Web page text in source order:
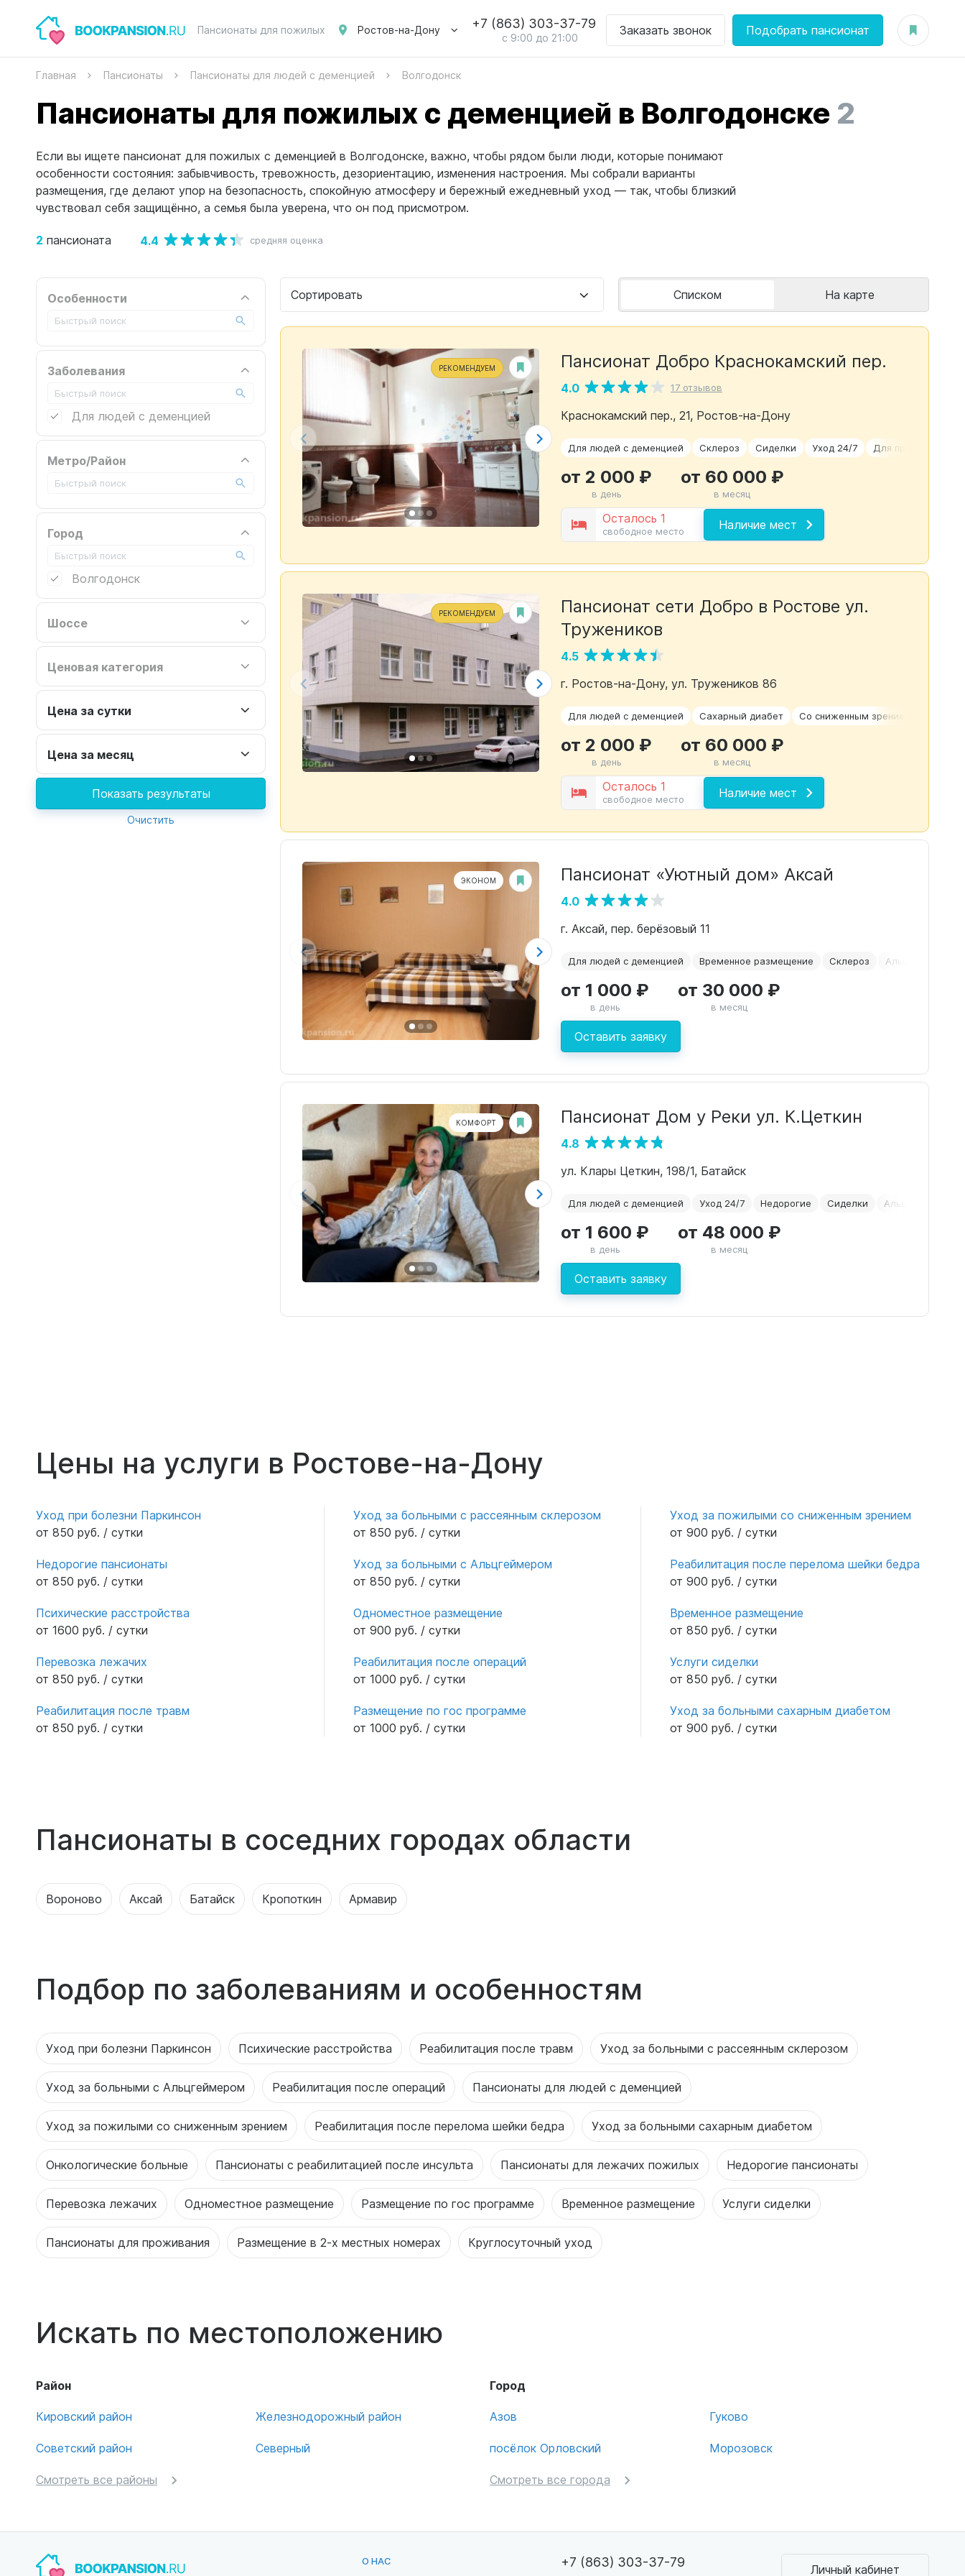
Пансионаты для пожилых Ростов-на-Дону +7 (863) 303-37-79
с 9:00 до 21:00
Заказать звонок Подобрать пансионат
Главная Пансионаты Пансионаты для людей с деменцией Волгодонск
Пансионаты для пожилых с деменцией в Волгодонске 2
Если вы ищете пансионат для пожилых с деменцией в Волгодонске, важно, чтобы рядом были люди, которые понимают
особенности состояния: забывчивость, тревожность, дезориентацию, изменения настроения. Мы собрали варианты
размещения, где делают упор на безопасность, спокойную атмосферу и бережный ежедневный уход — так, чтобы близкий
чувствовал себя защищённо, а семья была уверена, что он под присмотром.
2 пансионата 4.4 средняя оценка
Особенности
Заболевания
Для людей с деменцией
Метро/Район
Город
Волгодонск
Шоссе
Ценовая категория
Цена за сутки
Цена за месяц
Показать результаты
Очистить
Сортировать Списком На карте
РЕКОМЕНДУЕМ Пансионат Добро Краснокамский пер.
4.0 17 отзывов
Краснокамский пер., 21, Ростов-на-Дону
Для людей с деменцией Склероз Сиделки Уход 24/7 Для проживания
Осталось 1
свободное место Наличие мест
от 2 000 ₽
в день
от 60 000 ₽
в месяц
РЕКОМЕНДУЕМ
Пансионат сети Добро в Ростове ул.
Тружеников
4.5
г. Ростов-на-Дону, ул. Тружеников 86
Для людей с деменцией Сахарный диабет Со сниженным зрением
Осталось 1
свободное место Наличие мест
от 2 000 ₽
в день
от 60 000 ₽
в месяц
ЭКОНОМ Пансионат «Уютный дом» Аксай
4.0
г. Аксай, пер. берёзовый 11
Для людей с деменцией Временное размещение Склероз Альцгеймер
Оставить заявку
от 1 000 ₽
в день
от 30 000 ₽
в месяц
КОМФОРТ Пансионат Дом у Реки ул. К.Цеткин
4.8
ул. Клары Цеткин, 198/1, Батайск
Для людей с деменцией Уход 24/7 Недорогие Сиделки Альцгеймер
Оставить заявку
от 1 600 ₽
в день
от 48 000 ₽
в месяц
Цены на услуги в Ростове-на-Дону
Уход при болезни Паркинсон
от 850 руб. / сутки
Недорогие пансионаты
от 850 руб. / сутки
Психические расстройства
от 1600 руб. / сутки
Перевозка лежачих
от 850 руб. / сутки
Реабилитация после травм
от 850 руб. / сутки
Уход за больными с рассеянным склерозом
от 850 руб. / сутки
Уход за больными с Альцгеймером
от 850 руб. / сутки
Одноместное размещение
от 900 руб. / сутки
Реабилитация после операций
от 1000 руб. / сутки
Размещение по гос программе
от 1000 руб. / сутки
Уход за пожилыми со сниженным зрением
от 900 руб. / сутки
Реабилитация после перелома шейки бедра
от 900 руб. / сутки
Временное размещение
от 850 руб. / сутки
Услуги сиделки
от 850 руб. / сутки
Уход за больными сахарным диабетом
от 900 руб. / сутки
Пансионаты в соседних городах области
Вороново Аксай Батайск Кропоткин Армавир
Подбор по заболеваниям и особенностям
Уход при болезни Паркинсон Психические расстройства Реабилитация после травм Уход за больными с рассеянным склерозом
Уход за больными с Альцгеймером Реабилитация после операций Пансионаты для людей с деменцией
Уход за пожилыми со сниженным зрением Реабилитация после перелома шейки бедра Уход за больными сахарным диабетом
Онкологические больные Пансионаты с реабилитацией после инсульта Пансионаты для лежачих пожилых Недорогие пансионаты
Перевозка лежачих Одноместное размещение Размещение по гос программе Временное размещение Услуги сиделки
Пансионаты для проживания Размещение в 2-х местных номерах Круглосуточный уход
Искать по местоположению
Район
Кировский район
Советский район
Железнодорожный район
Северный
Смотреть все районы
Город
Азов
посёлок Орловский
Гуково
Морозовск
Смотреть все города
О НАС +7 (863) 303-37-79 Личный кабинет